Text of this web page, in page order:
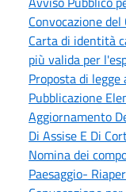
Convocazione
Carta di identità
più valida per
Proposta di
Pubblicazione
Aggiornamento
Di Assise E Di
Nomina dei
Paesaggio-